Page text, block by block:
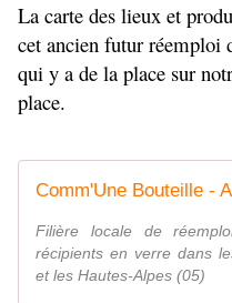
La carte des lieux et
cet ancien futur réemploi
qui y a de la place sur
place.
Comm'Une Bouteille -
Filière locale de
récipients en verre dans
et les Hautes-Alpes (05)